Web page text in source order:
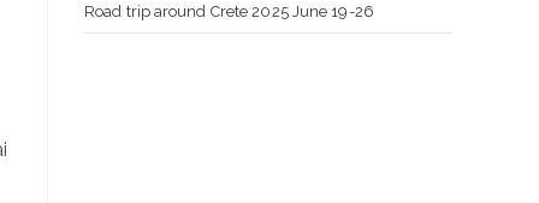
Road trip around Crete 2025 June 19-26